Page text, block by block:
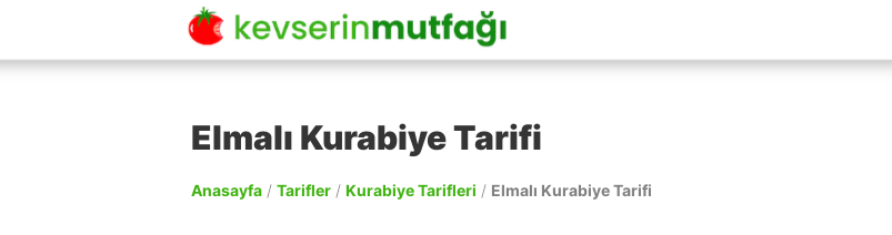
Elmalı Kurabiye Tarifi
Anasayfa / Tarifler / Kurabiye Tarifleri / Elmalı Kurabiye Tarifi